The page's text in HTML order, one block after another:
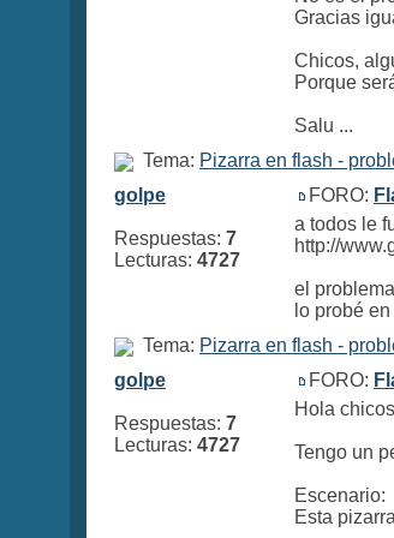
Gracias
Chicos,
Porque
Salu ...
Tema: Pizarra en flash -
golpe
Respuestas: 7
Lecturas: 4727
FORO:
a todos le
http://
el
lo probé
Tema: Pizarra en flash -
golpe
Respuestas: 7
Lecturas: 4727
FORO:
Hola
Tengo un
Escenario:
Esta